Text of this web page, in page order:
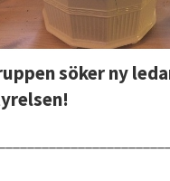
söker ny